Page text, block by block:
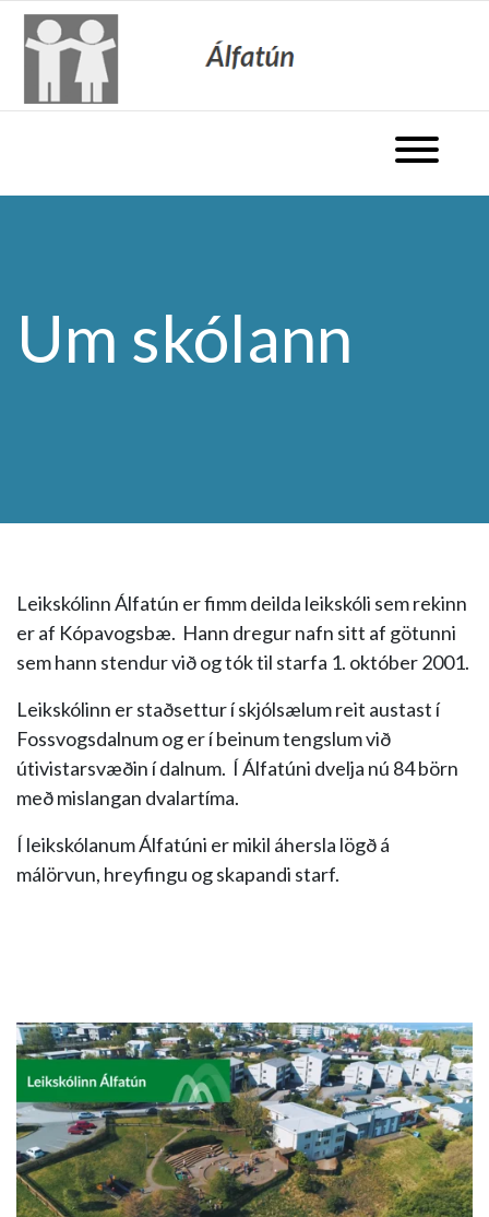
fara á forsíðu
Opna
Um skólann
Leikskólinn Álfatún er fimm deilda leikskóli sem rekinn
er af Kópavogsbæ. Hann dregur nafn sitt af götunni
sem hann stendur við og tók til starfa 1. október 2001.
Leikskólinn er staðsettur í skjólsælum reit austast í
Fossvogsdalnum og er í beinum tengslum við
útivistarsvæðin í dalnum. Í Álfatúni dvelja nú 84 börn
með mislangan dvalartíma.
Í leikskólanum Álfatúni er mikil áhersla lögð á
málörvun, hreyfingu og skapandi starf.